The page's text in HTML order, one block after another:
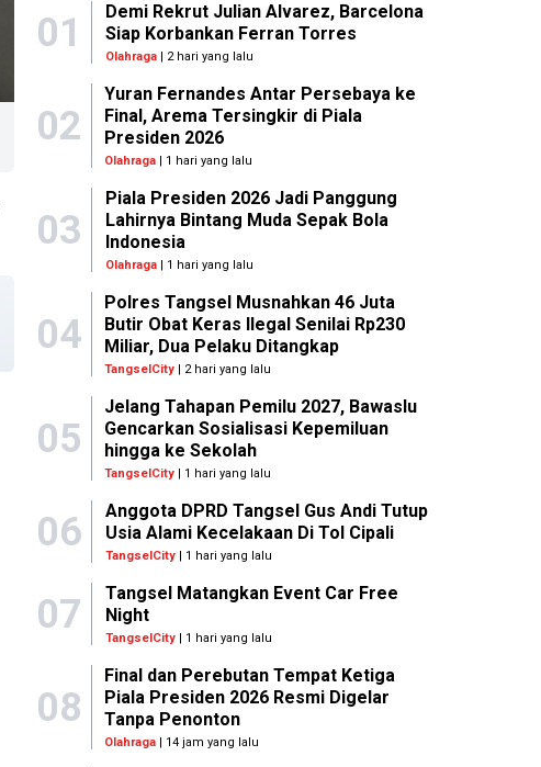
01
Demi Rekrut Julian Alvarez, Barcelona
Siap Korbankan Ferran Torres
Olahraga| 2 hari yang lalu
02
Yuran Fernandes Antar Persebaya ke
Final, Arema Tersingkir di Piala
Presiden 2026
Olahraga | 1 hari yang lalu
03
Piala Presiden 2026 Jadi Panggung
Lahirnya Bintang Muda Sepak Bola
Indonesia
Olahraga| 1 hari yang lalu
04
Polres Tangsel Musnahkan 46 Juta
Butir Obat Keras Ilegal Senilai Rp230
Miliar, Dua Pelaku Ditangkap
TangselCity | 2 hari yang lalu
05
Jelang Tahapan Pemilu 2027, Bawaslu
Gencarkan Sosialisasi Kepemiluan
hingga ke Sekolah
TangselCity | 1 hari yang lalu
06
Anggota DPRD Tangsel Gus Andi Tutup
Usia Alami Kecelakaan Di Tol Cipali
TangselCity| 1 hari yang lalu
07
Tangsel Matangkan Event Car Free
Night
TangselCity| 1 hari yang lalu
08
Final dan Perebutan Tempat Ketiga
Piala Presiden 2026 Resmi Digelar
Tanpa Penonton
Olahraga | 14 jam yang lalu